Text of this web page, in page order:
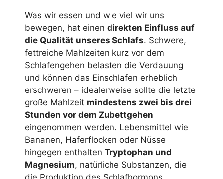
Was wir essen und wie viel wir uns
bewegen, hat einen direkten Einfluss auf
die Qualität unseres Schlafs. Schwere,
fettreiche Mahlzeiten kurz vor dem
Schlafengehen belasten die Verdauung
und können das Einschlafen erheblich
erschweren – idealerweise sollte die letzte
große Mahlzeit mindestens zwei bis drei
Stunden vor dem Zubettgehen
eingenommen werden. Lebensmittel wie
Bananen, Haferflocken oder Nüsse
hingegen enthalten Tryptophan und
Magnesium, natürliche Substanzen, die